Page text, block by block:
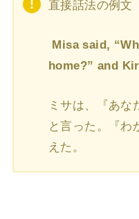
直接話法の例文
Misa said,
home?” and
ミサは、『あな
と言った。『わ
えた。